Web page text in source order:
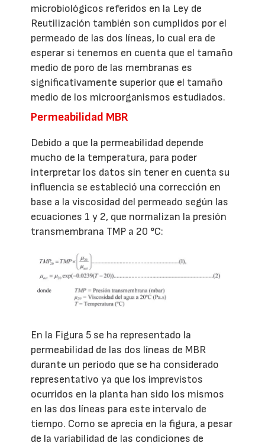
microbiológicos referidos en la Ley de
Reutilización también son cumplidos por el
permeado de las dos líneas, lo cual era de
esperar si tenemos en cuenta que el tamaño
medio de poro de las membranas es
significativamente superior que el tamaño
medio de los microorganismos estudiados.
Permeabilidad MBR
Debido a que la permeabilidad depende
mucho de la temperatura, para poder
interpretar los datos sin tener en cuenta su
influencia se estableció una corrección en
base a la viscosidad del permeado según las
ecuaciones 1 y 2, que normalizan la presión
transmembrana TMP a 20 °C:
En la Figura 5 se ha representado la
permeabilidad de las dos líneas de MBR
durante un periodo que se ha considerado
representativo ya que los imprevistos
ocurridos en la planta han sido los mismos
en las dos líneas para este intervalo de
tiempo. Como se aprecia en la figura, a pesar
de la variabilidad de las condiciones de